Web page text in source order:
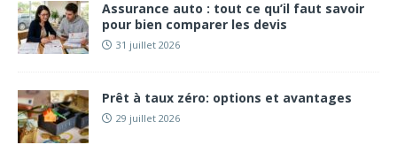
Assurance auto : tout ce qu’il faut savoir
pour bien comparer les devis
31 juillet 2026
Prêt à taux zéro: options et avantages
29 juillet 2026